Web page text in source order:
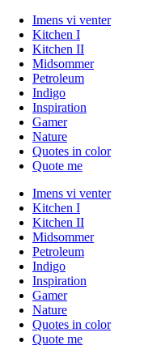
Imens vi venter
Kitchen I
Kitchen II
Midsommer
Petroleum
Indigo
Inspiration
Gamer
Nature
Quotes in color
Quote me
Imens vi venter
Kitchen I
Kitchen II
Midsommer
Petroleum
Indigo
Inspiration
Gamer
Nature
Quotes in color
Quote me